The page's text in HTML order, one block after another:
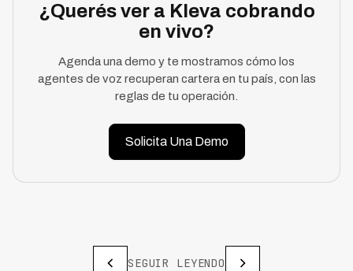
¿Querés ver a Kleva cobrando
en vivo?
Agenda una demo y te mostramos cómo los
agentes de voz recuperan cartera en tu país, con las
reglas de tu operación.
Solicita Una Demo
SEGUIR LEYENDO